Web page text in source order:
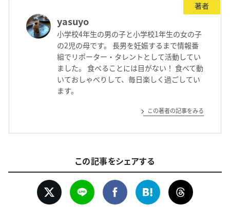
著者
yasuyo
小学校4年生の男の子と小学校1年生の女の子
の2児の母です。 長男を妊娠するまで情報番
組でリポーター・タレントとして活動してい
ました。 食べることには目がない！ 食べて動
いておしゃべりして、毎日楽しく過ごしてい
ます。
この著者の記事をみる
この記事をシェアする